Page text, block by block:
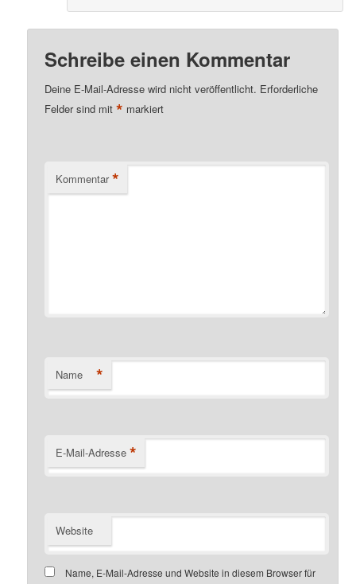
Schreibe einen Kommentar
Deine E-Mail-Adresse wird nicht veröffentlicht. Erforderliche
Felder sind mit* markiert
Kommentar *
Name *
E-Mail-Adresse *
Website
Name, E-Mail-Adresse und Website in diesem Browser für